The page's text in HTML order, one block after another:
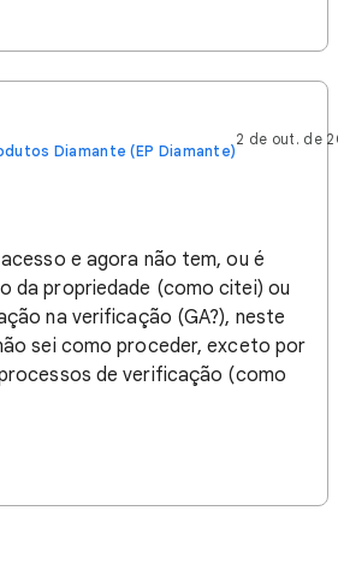
Diamante (EP Diamante)
2 de out. de
e agora não tem, ou é
da propriedade (como citei) ou
na verificação (GA?), neste
sei como proceder, exceto por
de verificação (como